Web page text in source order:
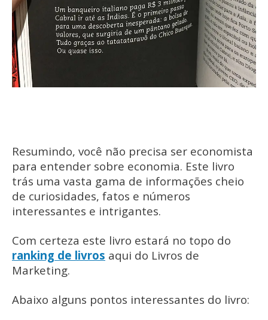
Resumindo, você não precisa ser economista
para entender sobre economia. Este livro
trás uma vasta gama de informações cheio
de curiosidades, fatos e números
interessantes e intrigantes.
Com certeza este livro estará no topo do
ranking de livros aqui do Livros de
Marketing.
Abaixo alguns pontos interessantes do livro: